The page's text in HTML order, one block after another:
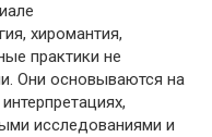
хиромантия,
практики не
Они основываются на
исследованиями и